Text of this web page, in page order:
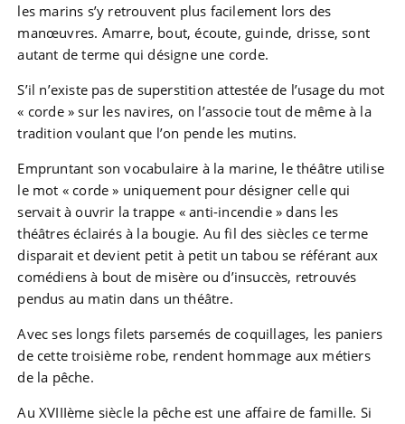
les marins s’y retrouvent plus facilement lors des
manœuvres. Amarre, bout, écoute, guinde, drisse, sont
autant de terme qui désigne une corde.
S’il n’existe pas de superstition attestée de l’usage du mot
« corde » sur les navires, on l’associe tout de même à la
tradition voulant que l’on pende les mutins.
Empruntant son vocabulaire à la marine, le théâtre utilise
le mot « corde » uniquement pour désigner celle qui
servait à ouvrir la trappe « anti-incendie » dans les
théâtres éclairés à la bougie. Au fil des siècles ce terme
disparait et devient petit à petit un tabou se référant aux
comédiens à bout de misère ou d’insuccès, retrouvés
pendus au matin dans un théâtre.
Avec ses longs filets parsemés de coquillages, les paniers
de cette troisième robe, rendent hommage aux métiers
de la pêche.
Au XVIIIème siècle la pêche est une affaire de famille. Si